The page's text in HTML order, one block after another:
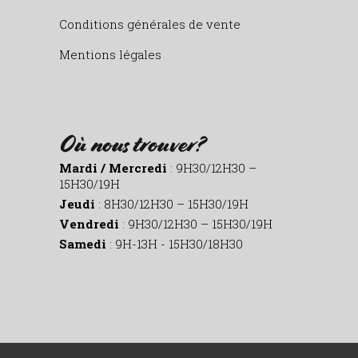
Conditions générales de vente
Mentions légales
Où nous trouver?
Mardi / Mercredi : 9H30/12H30 –
15H30/19H
Jeudi : 8H30/12H30 – 15H30/19H
Vendredi : 9H30/12H30 – 15H30/19H
Samedi : 9H-13H - 15H30/18H30